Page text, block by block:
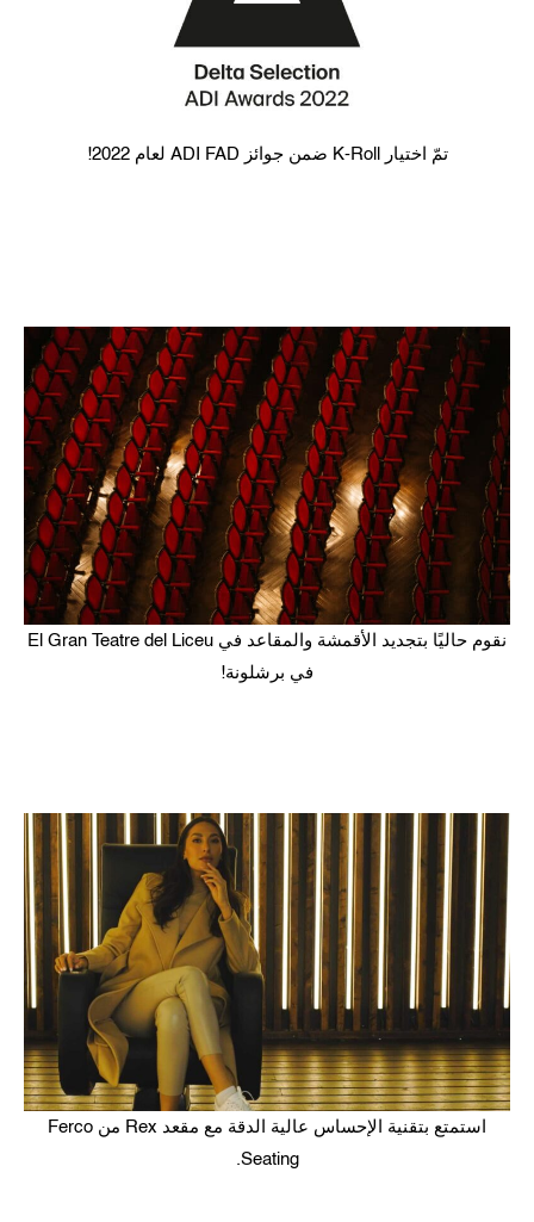
تمّ اختيار K-Roll ضمن جوائز ADI FAD لعام 2022!
نقوم حاليًا بتجديد الأقمشة والمقاعد في El Gran Teatre del Liceu
في برشلونة!
استمتع بتقنية الإحساس عالية الدقة مع مقعد Rex من Ferco
Seating.